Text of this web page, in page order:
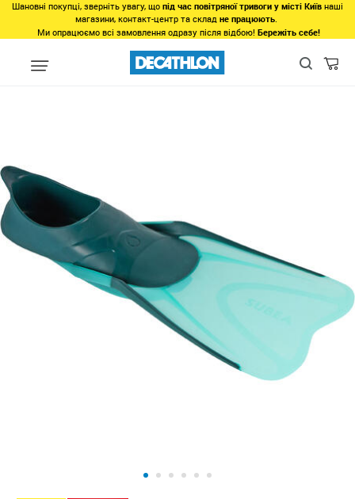
Шановні покупці, зверніть увагу, що під час повітряної тривоги у місті Київ наші
магазини, контакт-центр та склад не працюють.
Ми опрацюємо всі замовлення одразу після відбою! Бережіть себе!
Види спорту Водні види спорту Дайвінг та снорклінг